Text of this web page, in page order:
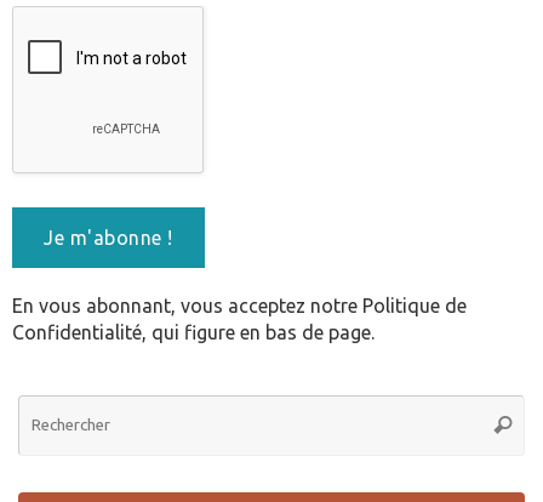
En vous abonnant, vous acceptez notre Politique de
Confidentialité, qui figure en bas de page.